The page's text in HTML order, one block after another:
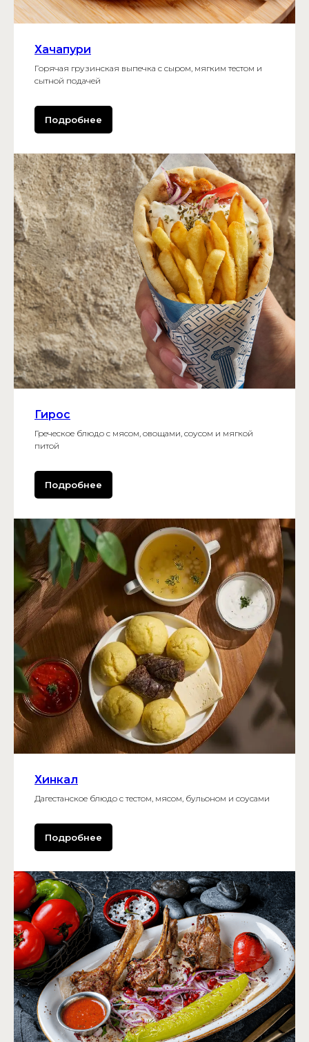
Хачапури
Горячая грузинская выпечка с сыром, мягким тестом и
сытной подачей
Подробнее
Гирос
Греческое блюдо с мясом, овощами, соусом и мягкой
питой
Подробнее
Хинкал
Дагестанское блюдо с тестом, мясом, бульоном и соусами
Подробнее
ООО "НАХИЧЕВАНЬ ИНВЕСТ"
ИНН: 7704448970, КПП:
Юр.адрес: Москва г, вн.тер.г.
муниципальный округ
Пилюгина, д. 8А, этаж 1, ком. 11
Политику обработки
персональных данных для
Согласие на обработку
персональных данных,
Правила для посещения
фудхолла «ИТ АРЕНА»
ОГРН 5177746323332
Мичуринский просп.,
13А, стр. 1 (этаж 2)
ВСК-ЧТ 10:00–22:00
ПТ-СБ 10:00–23:00
+7 999-555-72-55
Eat.arena@yandex.com